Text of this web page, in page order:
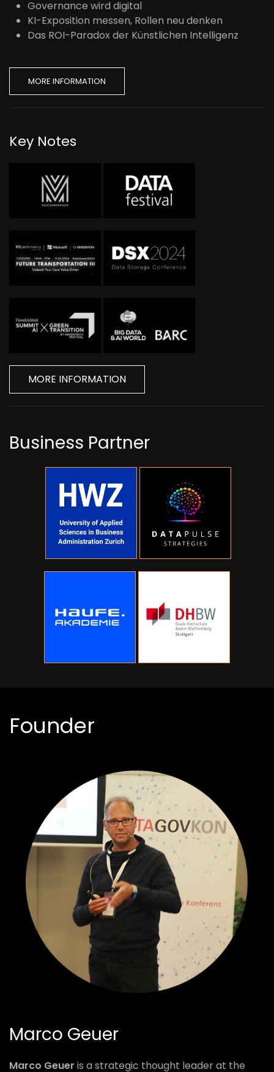
Governance wird digital
KI-Exposition messen, Rollen neu denken
Das ROI-Paradox der Künstlichen Intelligenz
MORE INFORMATION
Key Notes
MORE INFORMATION
Business Partner
Founder
Marco Geuer
Marco Geuer is a strategic thought leader at the